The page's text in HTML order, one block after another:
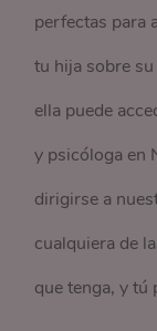
perfectas para
tu hija sobre
ella puede
y psicóloga en
dirigirse a
cualquiera de
que tenga, y tú